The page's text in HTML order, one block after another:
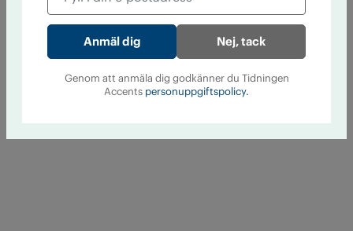
Nej, tack
Genom att anmäla dig godkänner du Tidningen
Accents personuppgiftspolicy.